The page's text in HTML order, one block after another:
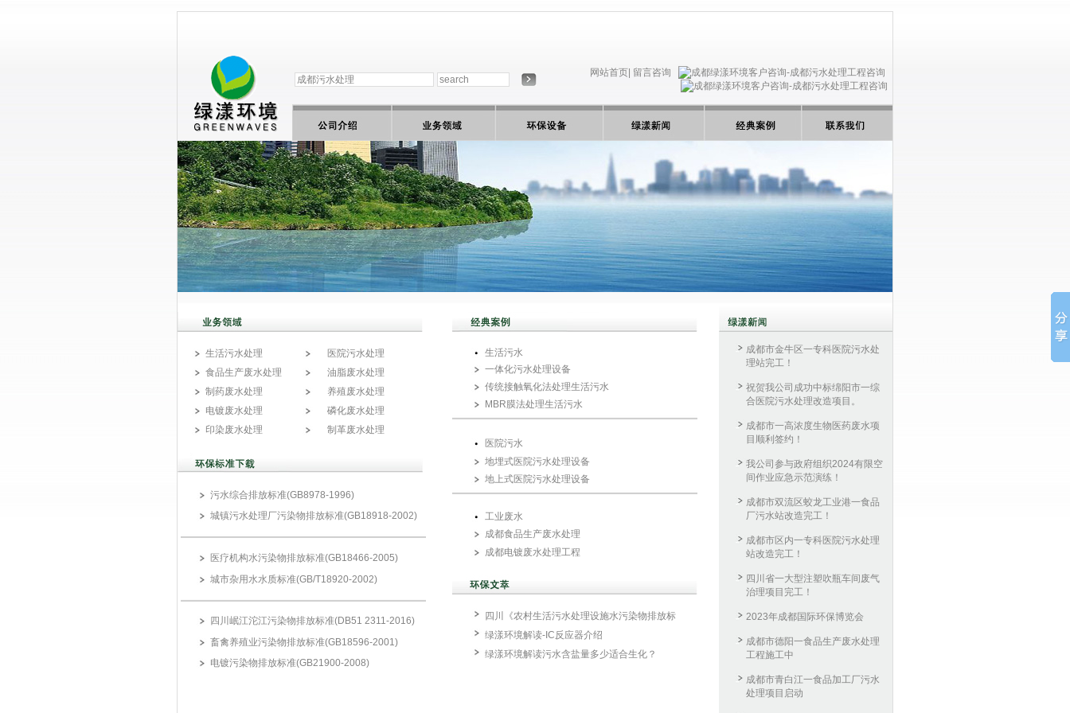
网站首页| 留言咨询
生活污水处理
医院污水处理
食品生产废水处理
油脂废水处理
制药废水处理
养殖废水处理
电镀废水处理
磷化废水处理
印染废水处理
制革废水处理
污水综合排放标准(GB8978-1996)
城镇污水处理厂污染物排放标准(GB18918-2002)
医疗机构水污染物排放标准(GB18466-2005)
城市杂用水水质标准(GB/T18920-2002)
四川岷江沱江污染物排放标准(DB51 2311-2016)
畜禽养殖业污染物排放标准(GB18596-2001)
电镀污染物排放标准(GB21900-2008)
生活污水
一体化污水处理设备
传统接触氧化法处理生活污水
MBR膜法处理生活污水
医院污水
地埋式医院污水处理设备
地上式医院污水处理设备
工业废水
成都食品生产废水处理
成都电镀废水处理工程
四川《农村生活污水处理设施水污染物排放标
绿漾环境解读-IC反应器介绍
绿漾环境解读污水含盐量多少适合生化？
成都市金牛区一专科医院污水处
理站完工！
祝贺我公司成功中标绵阳市一综
合医院污水处理改造项目。
成都市一高浓度生物医药废水项
目顺利签约！
我公司参与政府组织2024有限空
间作业应急示范演练！
成都市双流区蛟龙工业港一食品
厂污水站改造完工！
成都市区内一专科医院污水处理
站改造完工！
四川省一大型注塑吹瓶车间废气
治理项目完工！
2023年成都国际环保博览会
成都市德阳一食品生产废水处理
工程施工中
成都市青白江一食品加工厂污水
处理项目启动